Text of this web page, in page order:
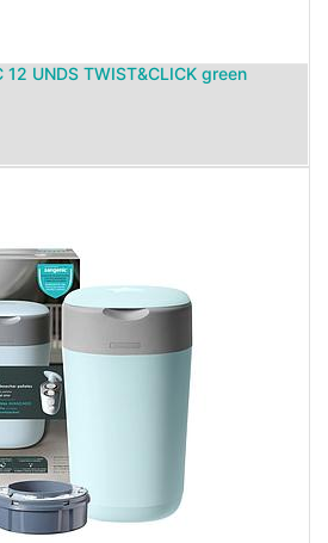
12 UNDS TWIST&CLICK green